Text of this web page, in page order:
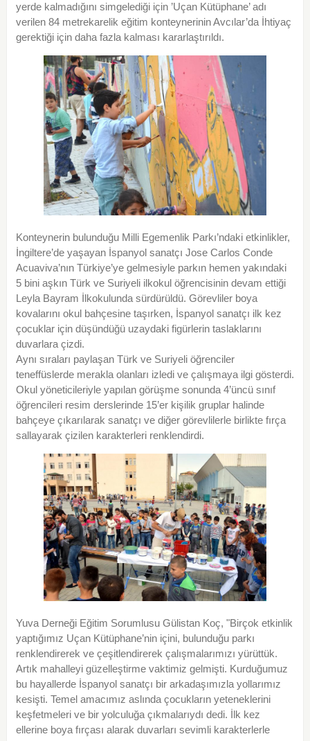
yerde kalmadığını simgelediği için ’Uçan Kütüphane’ adı
verilen 84 metrekarelik eğitim konteynerinin Avcılar’da İhtiyaç
gerektiği için daha fazla kalması kararlaştırıldı.
Konteynerin bulunduğu Milli Egemenlik Parkı’ndaki etkinlikler,
İngiltere’de yaşayan İspanyol sanatçı Jose Carlos Conde
Acuaviva’nın Türkiye’ye gelmesiyle parkın hemen yakındaki
5 bini aşkın Türk ve Suriyeli ilkokul öğrencisinin devam ettiği
Leyla Bayram İlkokulunda sürdürüldü. Görevliler boya
kovalarını okul bahçesine taşırken, İspanyol sanatçı ilk kez
çocuklar için düşündüğü uzaydaki figürlerin taslaklarını
duvarlara çizdi.
Aynı sıraları paylaşan Türk ve Suriyeli öğrenciler
teneffüslerde merakla olanları izledi ve çalışmaya ilgi gösterdi.
Okul yöneticileriyle yapılan görüşme sonunda 4’üncü sınıf
öğrencileri resim derslerinde 15’er kişilik gruplar halinde
bahçeye çıkarılarak sanatçı ve diğer görevlilerle birlikte fırça
sallayarak çizilen karakterleri renklendirdi.
Yuva Derneği Eğitim Sorumlusu Gülistan Koç, "Birçok etkinlik
yaptığımız Uçan Kütüphane’nin içini, bulunduğu parkı
renklendirerek ve çeşitlendirerek çalışmalarımızı yürüttük.
Artık mahalleyi güzelleştirme vaktimiz gelmişti. Kurduğumuz
bu hayallerde İspanyol sanatçı bir arkadaşımızla yollarımız
kesişti. Temel amacımız aslında çocukların yeteneklerini
keşfetmeleri ve bir yolculuğa çıkmalarıydı dedi. İlk kez
ellerine boya fırçası alarak duvarları sevimli karakterlerle